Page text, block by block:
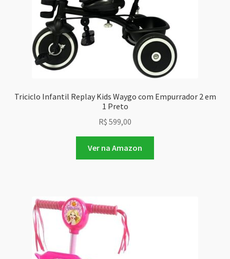
Triciclo Infantil Replay Kids Waygo com Empurrador 2 em
1 Preto
R$ 599,00
Ver na Amazon